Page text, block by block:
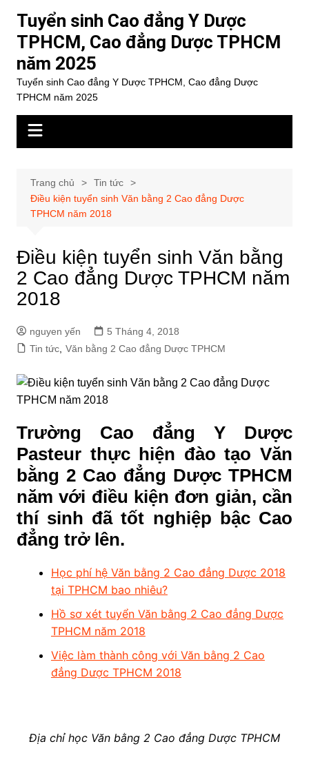
dung
Tuyển sinh Cao đẳng Y Dược
TPHCM, Cao đẳng Dược TPHCM
năm 2025
Tuyển sinh Cao đẳng Y Dược TPHCM, Cao đẳng Dược
TPHCM năm 2025
Trang chủ
Tin tức
Điều kiện tuyển sinh Văn bằng 2 Cao đẳng Dược
TPHCM năm 2018
Điều kiện tuyển sinh Văn bằng
2 Cao đẳng Dược TPHCM năm
2018
nguyen yến
5 Tháng 4, 2018
Tin tức, Văn bằng 2 Cao đẳng Dược TPHCM
Trường Cao đẳng Y Dược
Pasteur thực hiện đào tạo Văn
bằng 2 Cao đẳng Dược TPHCM
năm với điều kiện đơn giản, cần
thí sinh đã tốt nghiệp bậc Cao
đẳng trở lên.
Học phí hệ Văn bằng 2 Cao đẳng Dược 2018
tại TPHCM bao nhiêu?
Hồ sơ xét tuyển Văn bằng 2 Cao đẳng Dược
TPHCM năm 2018
Việc làm thành công với Văn bằng 2 Cao
đẳng Dược TPHCM 2018
Địa chỉ học Văn bằng 2 Cao đẳng Dược TPHCM